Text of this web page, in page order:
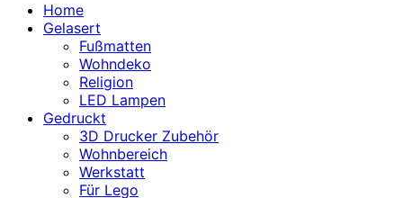
Home
Gelasert
Fußmatten
Wohndeko
Religion
LED Lampen
Gedruckt
3D Drucker Zubehör
Wohnbereich
Werkstatt
Für Lego